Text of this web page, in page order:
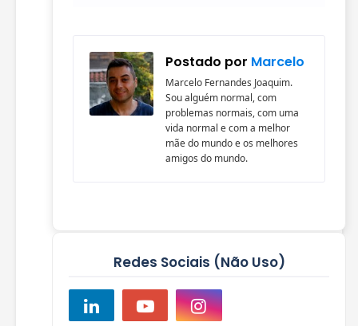
Postado por Marcelo
Marcelo Fernandes Joaquim.
Sou alguém normal, com
problemas normais, com uma
vida normal e com a melhor
mãe do mundo e os melhores
amigos do mundo.
Redes Sociais (Não Uso)